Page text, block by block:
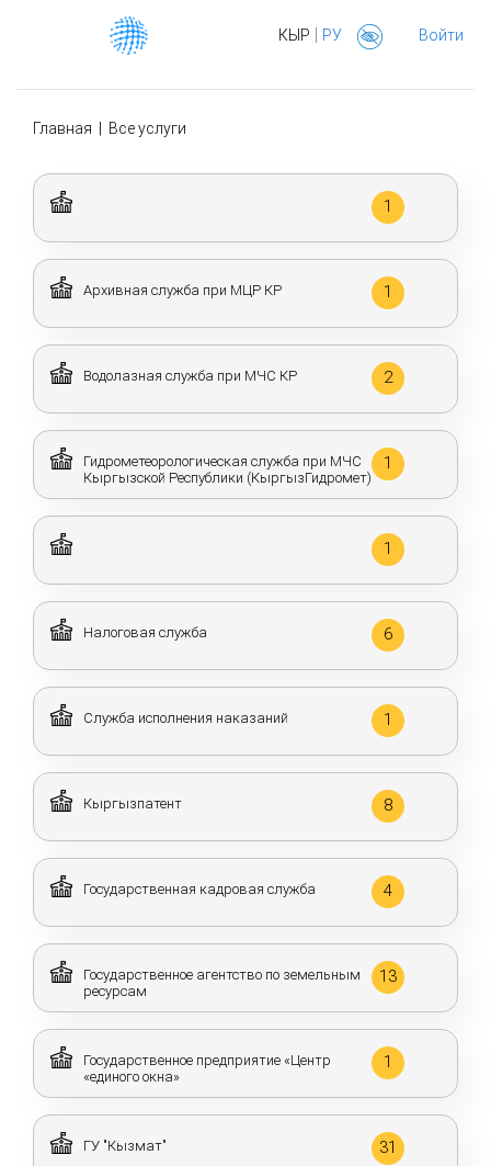
КЫР | РУ Войти
Главная Все услуги
1
Архивная служба при МЦР КР 1
Водолазная служба при МЧС КР 2
Гидрометеорологическая служба при МЧС
Кыргызской Республики (КыргызГидромет)
1
1
Налоговая служба 6
Служба исполнения наказаний 1
Кыргызпатент 8
Государственная кадровая служба 4
Государственное агентство по земельным
ресурсам
13
Государственное предприятие «Центр
«единого окна»
1
ГУ "Кызмат" 31